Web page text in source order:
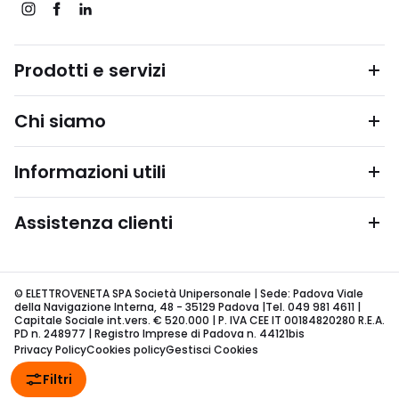
Filtri
Prodotti e servizi
Chi siamo
Informazioni utili
Assistenza clienti
© ELETTROVENETA SPA Società Unipersonale | Sede: Padova Viale
della Navigazione Interna, 48 - 35129 Padova |Tel. 049 981 4611 |
Capitale Sociale int.vers. € 520.000 | P. IVA CEE IT 00184820280 R.E.A.
PD n. 248977 | Registro Imprese di Padova n. 44121bis
Privacy PolicyCookies policyGestisci Cookies